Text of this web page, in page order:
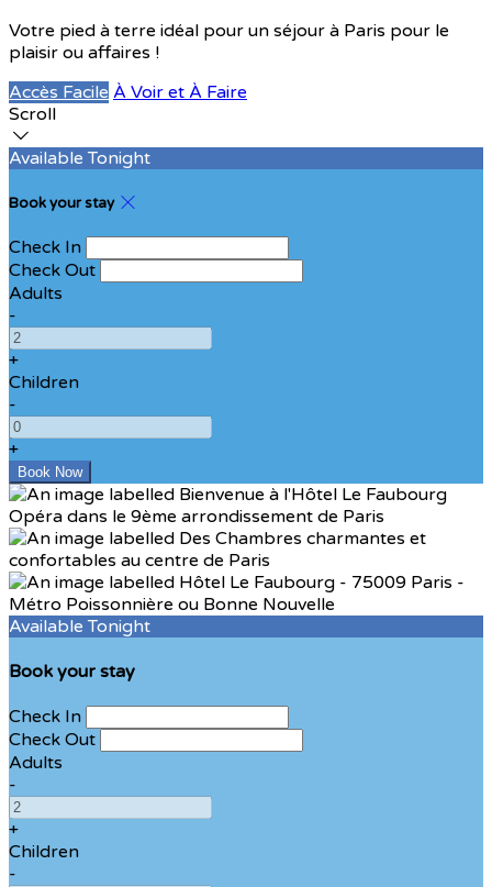
Votre pied à terre idéal pour un séjour à Paris pour le
plaisir ou affaires !
Accès Facile À Voir et À Faire
Scroll
Available Tonight
Book your stay
Check In
Check Out
Adults
-
+
Children
-
+
Available Tonight
Book your stay
Check In
Check Out
Adults
-
+
Children
-